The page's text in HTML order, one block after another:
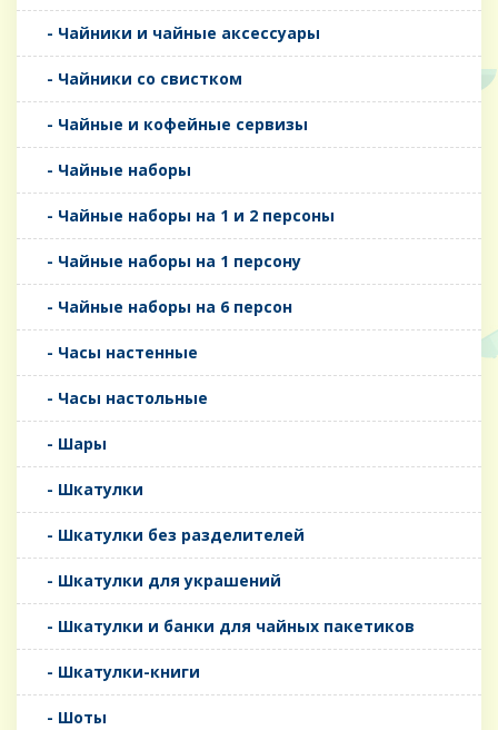
- Чайники и чайные аксессуары
- Чайники со свистком
- Чайные и кофейные сервизы
- Чайные наборы
- Чайные наборы на 1 и 2 персоны
- Чайные наборы на 1 персону
- Чайные наборы на 6 персон
- Часы настенные
- Часы настольные
- Шары
- Шкатулки
- Шкатулки без разделителей
- Шкатулки для украшений
- Шкатулки и банки для чайных пакетиков
- Шкатулки-книги
- Шоты